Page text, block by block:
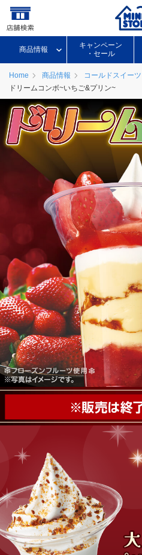
商品情報
キャンペーン
・セール
Home 商品情報 コールドスイーツ
ドリームコンボ~いちご&プリン~